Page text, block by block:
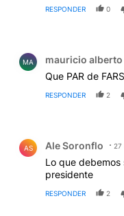
RESPONDER 0
MA mauricio alberto
Que PAR de
RESPONDER 2
AS Ale Soronflo 27
Lo que
presidente
RESPONDER 2